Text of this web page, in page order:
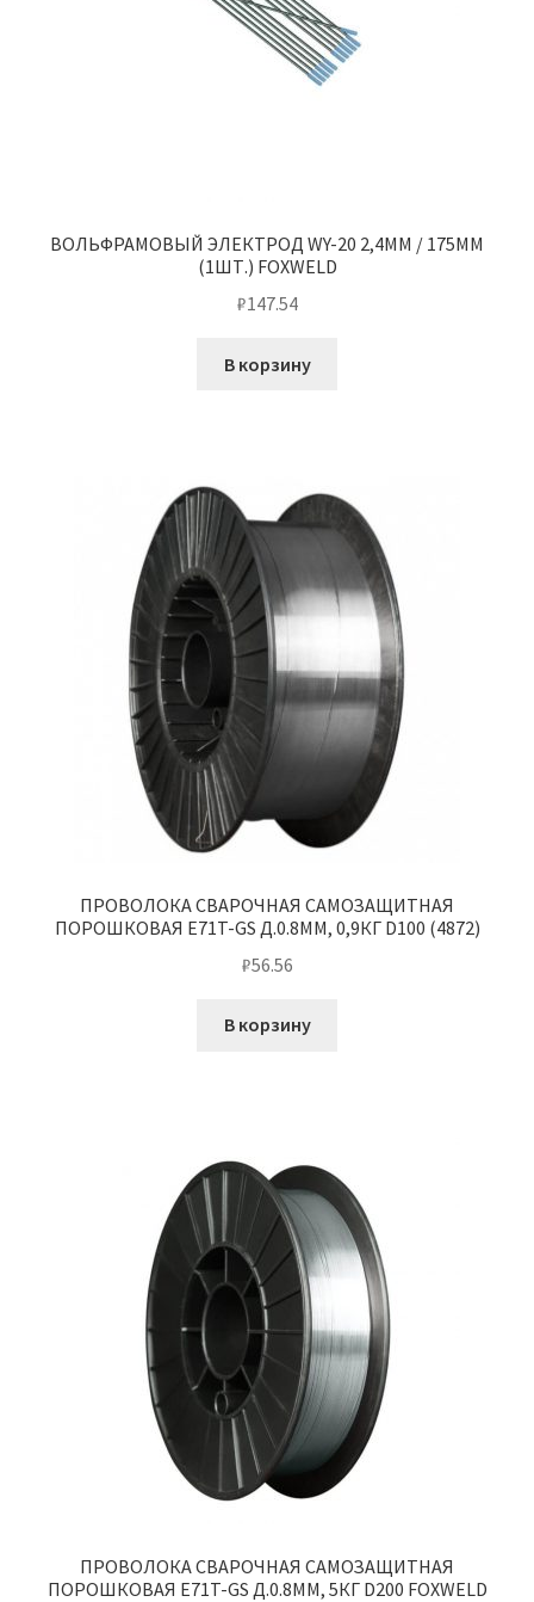
ВОЛЬФРАМОВЫЙ ЭЛЕКТРОД WY-20 2,4ММ / 175ММ
(1ШТ.) FOXWELD
₽147.54
В корзину
ПРОВОЛОКА СВАРОЧНАЯ САМОЗАЩИТНАЯ
ПОРОШКОВАЯ E71T-GS Д.0.8ММ, 0,9КГ D100 (4872)
₽56.56
В корзину
ПРОВОЛОКА СВАРОЧНАЯ САМОЗАЩИТНАЯ
ПОРОШКОВАЯ E71T-GS Д.0.8ММ, 5КГ D200 FOXWELD